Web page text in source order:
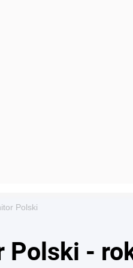
Polski
Polski -